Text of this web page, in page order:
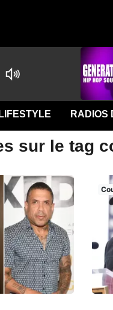
LIFESTYLE RADIOS
sur le tag